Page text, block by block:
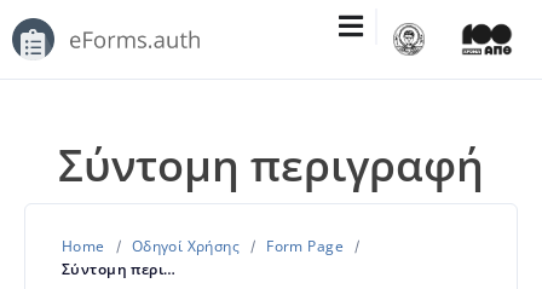
Σύντομη περιγραφή
Home Οδηγοί Χρήσης
Form Page
Σύντομη περιγραφή